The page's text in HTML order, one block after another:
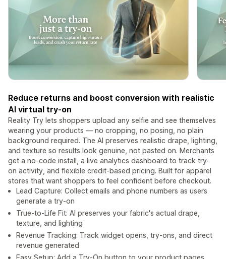
Reduce returns and boost conversion with realistic
AI virtual try-on
Reality Try lets shoppers upload any selfie and see themselves
wearing your products — no cropping, no posing, no plain
background required. The AI preserves realistic drape, lighting,
and texture so results look genuine, not pasted on. Merchants
get a no-code install, a live analytics dashboard to track try-
on activity, and flexible credit-based pricing. Built for apparel
stores that want shoppers to feel confident before checkout.
Lead Capture: Collect emails and phone numbers as users
generate a try-on
True-to-Life Fit: AI preserves your fabric's actual drape,
texture, and lighting
Revenue Tracking: Track widget opens, try-ons, and direct
revenue generated